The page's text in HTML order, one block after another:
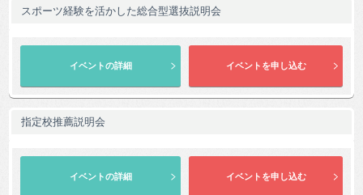
スポーツ経験を活かした総合型選抜説明会
指定校推薦説明会